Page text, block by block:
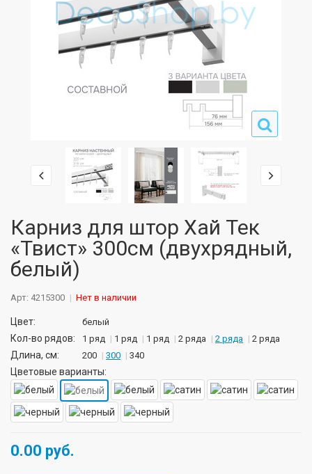
Карниз для штор Хай Тек
«Твист» 300см (двухрядный,
белый)
Арт: 4215300 Нет в наличии
Цвет: белый
Кол-во рядов: 1 ряд 1 ряд 1 ряд 2 ряда 2 ряда 2 ряда
Длина, см: 200 300 340
Цветовые варианты:
0.00 руб.